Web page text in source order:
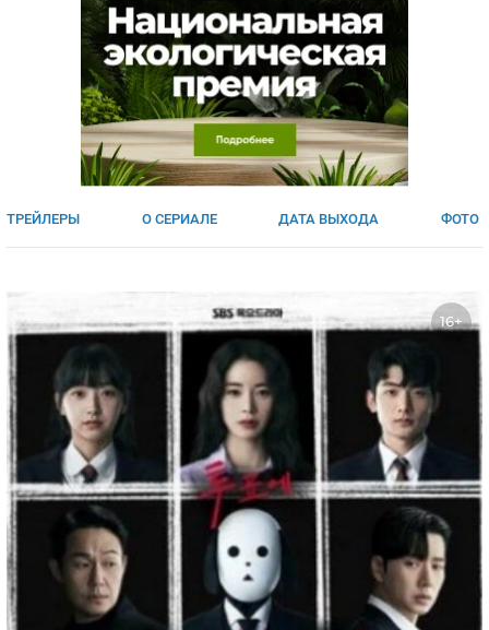
КРИМИНАЛ
ФАНТАСТИКА
МЕЛОДРАМЫ
ИСПАНИЯ
ФРАНЦИЯ
ГЕРМАНИЯ
АЗИАТСКИЕ СЕРИАЛЫ
ИНТЕРВЬЮ
СВЕТСКИЕ НОВОСТИ
СПОЙЛЕРЫ ИЗ СЕРИАЛОВ
ТРЕЙЛЕРЫ О СЕРИАЛЕ ДАТА ВЫХОДА ФОТО
16+